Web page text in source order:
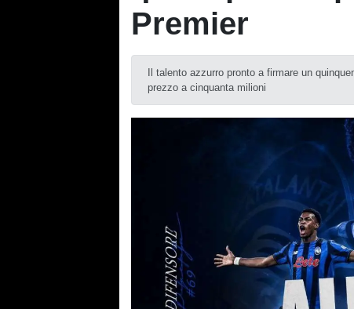
Premier
Il talento azzurro pronto a firmare un
prezzo a cinquanta milioni